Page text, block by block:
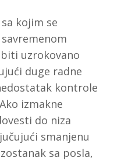
kojim se
uzrokovano
duge radne
kontrole
izmakne
do niza
smanjenu
sa posla,